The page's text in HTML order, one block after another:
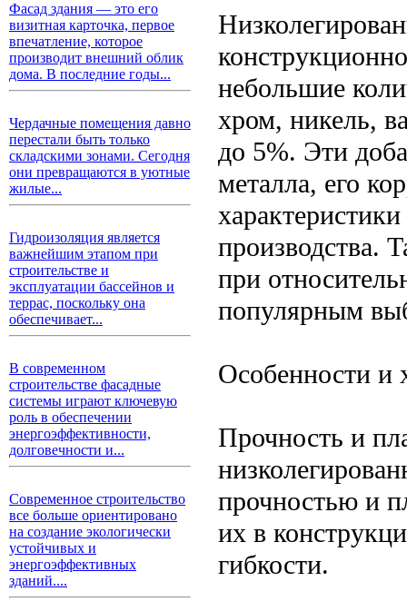
Фасад здания — это его
визитная карточка, первое
впечатление, которое
производит внешний облик
дома. В последние годы...
Чердачные помещения давно
перестали быть только
складскими зонами. Сегодня
они превращаются в уютные
жилые...
Гидроизоляция является
важнейшим этапом при
строительстве и
эксплуатации бассейнов и
террас, поскольку она
обеспечивает...
В современном
строительстве фасадные
системы играют ключевую
роль в обеспечении
энергоэффективности,
долговечности и...
Современное строительство
все больше ориентировано
на создание экологически
устойчивых и
энергоэффективных
зданий....
небольшие
хром, никель,
до 5%. Эти
металла, его
производства.
при
популярным
Особенности и
Прочность и
прочностью и
их в
гибкости.